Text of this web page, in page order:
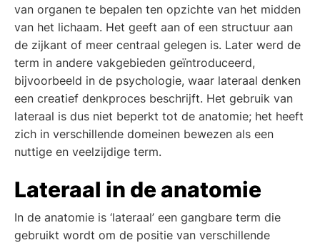
van organen te bepalen ten opzichte van het midden
van het lichaam. Het geeft aan of een structuur aan
de zijkant of meer centraal gelegen is. Later werd de
term in andere vakgebieden geïntroduceerd,
bijvoorbeeld in de psychologie, waar lateraal denken
een creatief denkproces beschrijft. Het gebruik van
lateraal is dus niet beperkt tot de anatomie; het heeft
zich in verschillende domeinen bewezen als een
nuttige en veelzijdige term.
Lateraal in de anatomie
In de anatomie is ‘lateraal’ een gangbare term die
gebruikt wordt om de positie van verschillende